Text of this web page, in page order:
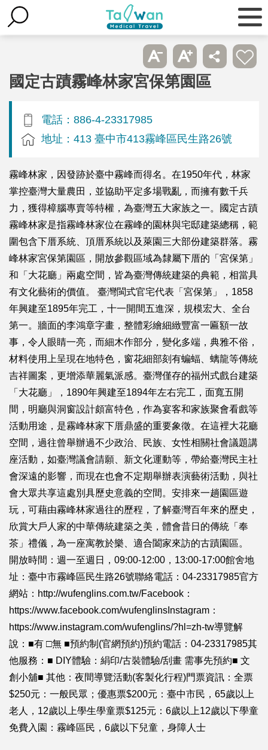
國定古蹟霧峰林家宮保第園區
電話：886-4-23317985
地址：413 臺中市413霧峰區民生路26號
霧峰林家，因發跡於臺中霧峰而得名。在1950年代，林家
掌控臺灣大量農田，並協助平定多場戰亂，而擁有數千兵
力，獲得樟腦專賣等特權，為臺灣五大家族之一。國定古蹟
霧峰林家是指霧峰林家位在霧峰的園林與宅邸建築總稱，範
圍包含下厝系統、頂厝系統以及萊園三大部份建築群落。霧
峰林家宮保第園區，開放參觀區域為隸屬下厝的「宮保第」
和「大花廳」兩處空間，皆為臺灣傳統建築的典範，相當具
有文化藝術的價值。 臺灣閩式官宅代表「宮保第」，1858
年興建至1895年完工，十一開間五進深，規模宏大、全台
第一。牆面的李鴻章字畫，整體彩繪細緻豐富一匾額一故
事，令人眼睛一亮，而細木作部分，變化多端，典雅不俗，
材料使用上呈現在地特色，窗花細部刻有蝙蝠、螭龍等傳統
吉祥圖案，更增添華麗氣派感。臺灣僅存的福州式戲台建築
「大花廳」，1890年興建至1894年左右完工，面寬五開
間，明廳與洞窗設計頗富特色，作為宴客和家族聚會看戲等
活動用途，是霧峰林家下厝鼎盛的重要象徵。在這裡大花廳
空間，過往曾舉辦過不少政治、民族、女性相關社會議題講
座活動，如臺灣議會請願、新文化運動等，帶給臺灣民主社
會深遠的影響，而現在也會不定期舉辦表演藝術活動，與社
會大眾共享這處別具歷史意義的空間。安排來一趟園區遊
玩，可藉由霧峰林家過往的歷程，了解臺灣百年來的歷史，
欣賞大戶人家的中華傳統建築之美，體會昔日的傳統「奉
茶」禮儀，為一座寓教於樂、適合闔家來訪的古蹟園區。
開放時間：週一至週日，09:00-12:00，13:00-17:00館舍地
址：臺中市霧峰區民生路26號聯絡電話：04-23317985官方
網站：http://wufenglins.com.tw/Facebook：
https://www.facebook.com/wufenglinsInstagram：
https://www.instagram.com/wufenglins/?hl=zh-tw導覽解
說：■有 □無 ■預約制(官網預約)預約電話：04-23317985其
他服務：■ DIY體驗：絹印/古裝體驗/刮畫 需事先預約■ 文
創小舖■ 其他：夜間導覽活動(客製化行程)門票資訊：全票
$250元：一般民眾；優惠票$200元：臺中市民，65歲以上
老人，12歲以上學生學童票$125元：6歲以上12歲以下學童
免費入園：霧峰區民，6歲以下兒童，身障人士